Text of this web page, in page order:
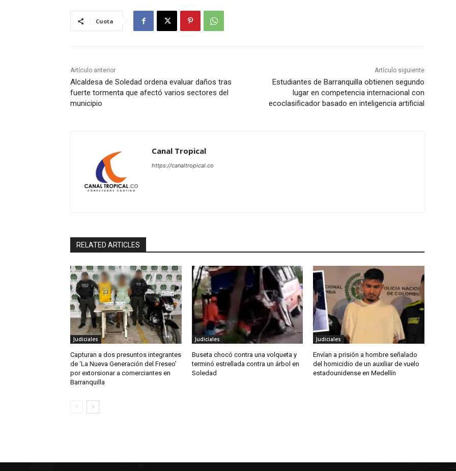
Cuota
Artículo anterior
Alcaldesa de Soledad ordena evaluar daños tras
fuerte tormenta que afectó varios sectores del
municipio
Artículo siguiente
Estudiantes de Barranquilla obtienen segundo
lugar en competencia internacional con
ecoclasificador basado en inteligencia artificial
Canal Tropical
https://canaltropical.co
RELATED ARTICLES
Judiciales
Capturan a dos presuntos integrantes
de ‘La Nueva Generación del Freseo’
por extorsionar a comerciantes en
Barranquilla
Judiciales
Buseta chocó contra una volqueta y
terminó estrellada contra un árbol en
Soledad
Judiciales
Envían a prisión a hombre señalado
del homicidio de un auxiliar de vuelo
estadounidense en Medellín